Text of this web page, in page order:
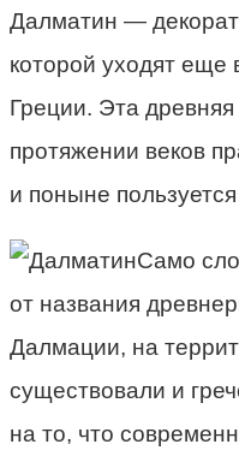
Далматин —
которой уходят
Греции. Эта
протяжении веков
и поныне
Само
от названия
Далмации, на
существовали и
на то, что